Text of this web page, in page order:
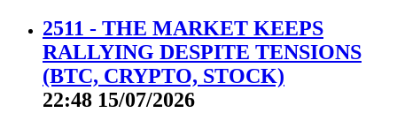
2511 - THE MARKET KEEPS
RALLYING DESPITE TENSIONS
(BTC, CRYPTO, STOCK)
22:48 15/07/2026